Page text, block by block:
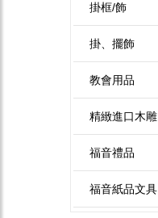
掛框/飾
掛、擺飾
教會用品
精緻進口木雕
福音禮品
福音紙品文具